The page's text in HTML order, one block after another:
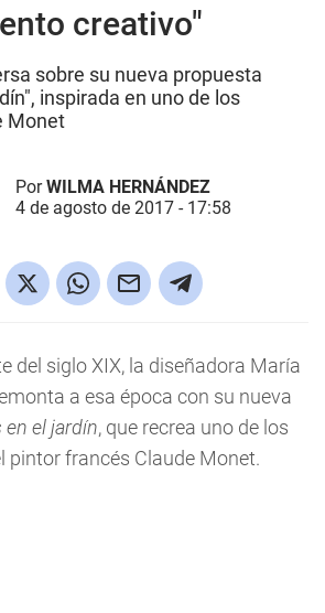
creativo"
sobre su nueva propuesta
inspirada en uno de los
Monet
PorWILMA HERNÁNDEZ
4 de agosto de 2017 - 17:58
del siglo XIX, la diseñadora María
a esa época con su nueva
en el jardín, que recrea uno de los
pintor francés Claude Monet.